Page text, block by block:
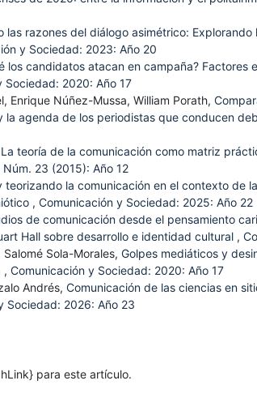
las razones del diálogo asimétrico:
y Sociedad: 2023: Año 20
los candidatos atacan en campaña?
Sociedad: 2020: Año 17
Enrique Núñez-Mussa, William Porath,
la agenda de los periodistas que conducen
La teoría de la comunicación como matriz
23 (2015): Año 12
teorizando la comunicación en el contexto de
, Comunicación y Sociedad: 2025: Año 22
de comunicación desde el pensamiento
Hall sobre desarrollo e identidad cultural ,
Sola-Morales, Golpes mediáticos y
, Comunicación y Sociedad: 2020: Año 17
Andrés, Comunicación de las ciencias en
Sociedad: 2026: Año 23
para este artículo.